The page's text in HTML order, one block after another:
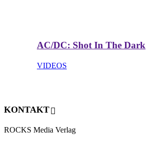
AC/DC: Shot In The Dark
VIDEOS
KONTAKT
ROCKS Media Verlag